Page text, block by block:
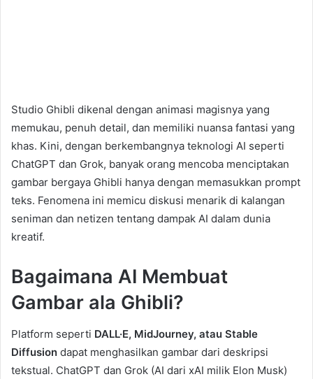
Studio Ghibli dikenal dengan animasi magisnya yang
memukau, penuh detail, dan memiliki nuansa fantasi yang
khas. Kini, dengan berkembangnya teknologi AI seperti
ChatGPT dan Grok, banyak orang mencoba menciptakan
gambar bergaya Ghibli hanya dengan memasukkan prompt
teks. Fenomena ini memicu diskusi menarik di kalangan
seniman dan netizen tentang dampak AI dalam dunia
kreatif.
Bagaimana AI Membuat
Gambar ala Ghibli?
Platform seperti DALL·E, MidJourney, atau Stable
Diffusion dapat menghasilkan gambar dari deskripsi
tekstual. ChatGPT dan Grok (AI dari xAI milik Elon Musk)